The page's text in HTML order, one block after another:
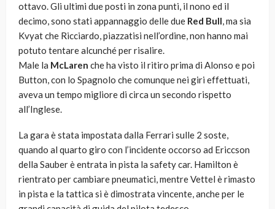
ottavo. Gli ultimi due posti in zona punti, il nono ed il
decimo, sono stati appannaggio delle due Red Bull, ma sia
Kvyat che Ricciardo, piazzatisi nell’ordine, non hanno mai
potuto tentare alcunché per risalire.
Male la McLaren che ha visto il ritiro prima di Alonso e poi
Button, con lo Spagnolo che comunque nei giri effettuati,
aveva un tempo migliore di circa un secondo rispetto
all’Inglese.
La gara è stata impostata dalla Ferrari sulle 2 soste,
quando al quarto giro con l’incidente occorso ad Ericcson
della Sauber è entrata in pista la safety car. Hamilton è
rientrato per cambiare pneumatici, mentre Vettel è rimasto
in pista e la tattica si è dimostrata vincente, anche per le